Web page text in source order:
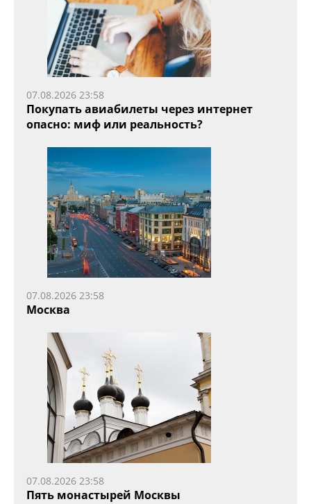
07.08.2026 23:58
Покупать авиабилеты через интернет
опасно: миф или реальность?
07.08.2026 23:58
Москва
07.08.2026 23:58
Пять монастырей Москвы